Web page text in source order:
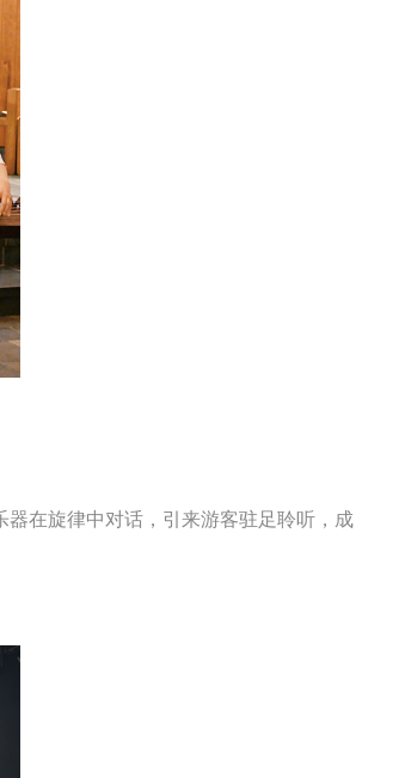
在旋律中对话，引来游客驻足聆听，成